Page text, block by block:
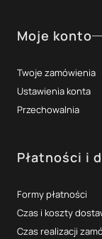
Moje konto
Twoje zamówienia
Ustawienia konta
Przechowalnia
Płatności i
Formy płatności
Czas i koszty
Czas realizacji